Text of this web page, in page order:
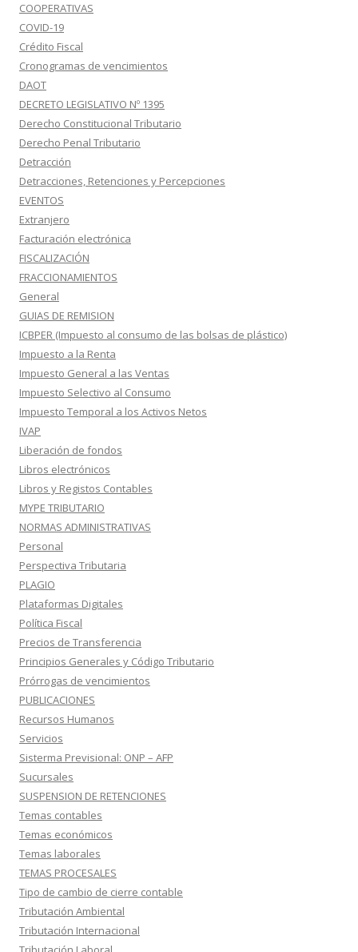
COOPERATIVAS
COVID-19
Crédito Fiscal
Cronogramas de vencimientos
DAOT
DECRETO LEGISLATIVO Nº 1395
Derecho Constitucional Tributario
Derecho Penal Tributario
Detracción
Detracciones, Retenciones y Percepciones
EVENTOS
Extranjero
Facturación electrónica
FISCALIZACIÓN
FRACCIONAMIENTOS
General
GUIAS DE REMISION
ICBPER (Impuesto al consumo de las bolsas de plástico)
Impuesto a la Renta
Impuesto General a las Ventas
Impuesto Selectivo al Consumo
Impuesto Temporal a los Activos Netos
IVAP
Liberación de fondos
Libros electrónicos
Libros y Registos Contables
MYPE TRIBUTARIO
NORMAS ADMINISTRATIVAS
Personal
Perspectiva Tributaria
PLAGIO
Plataformas Digitales
Política Fiscal
Precios de Transferencia
Principios Generales y Código Tributario
Prórrogas de vencimientos
PUBLICACIONES
Recursos Humanos
Servicios
Sisterma Previsional: ONP – AFP
Sucursales
SUSPENSION DE RETENCIONES
Temas contables
Temas económicos
Temas laborales
TEMAS PROCESALES
Tipo de cambio de cierre contable
Tributación Ambiental
Tributación Internacional